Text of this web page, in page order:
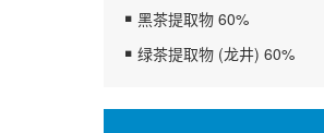
黑茶提取物 60%
绿茶提取物 (龙井) 60%